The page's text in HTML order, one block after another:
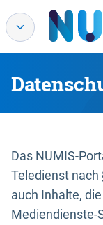
Das NUMIS-
Teledienst nach
auch Inhalte,
Mediendienste-